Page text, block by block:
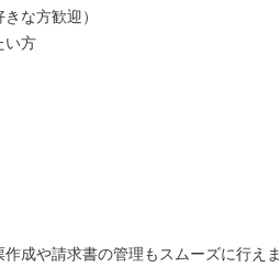
な方歓迎）
い方
成や請求書の管理もスムーズに行えま